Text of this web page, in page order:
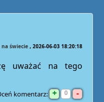
świecie 2026-06-03 18:20:18
uważać na tego
komentarz: + 0 -